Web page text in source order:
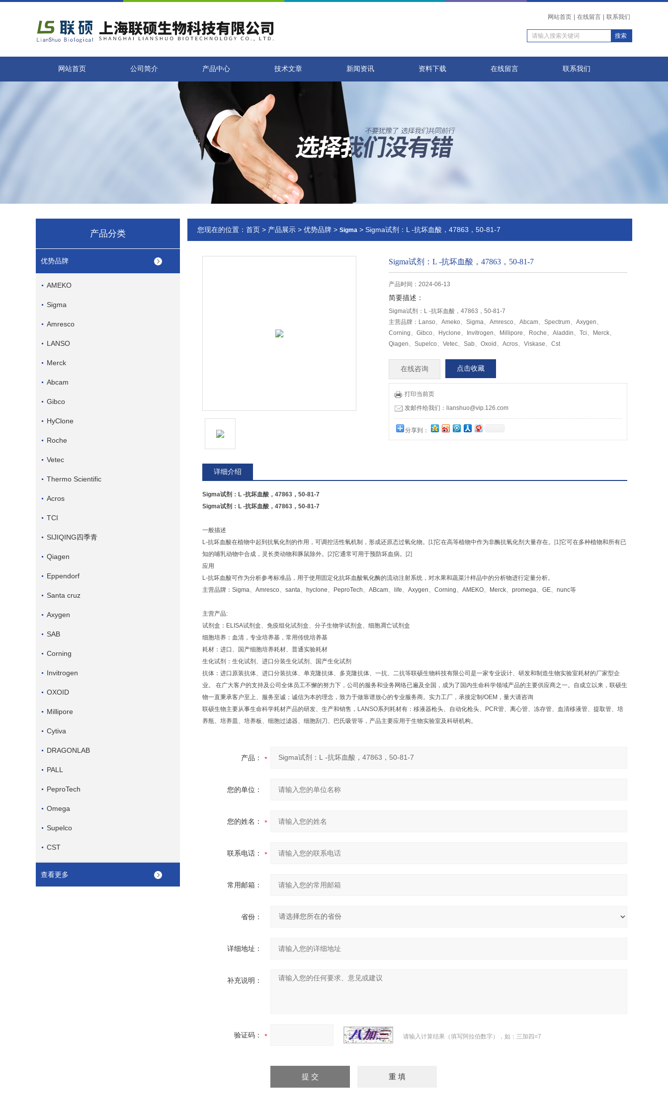
网站首页 在线留言 联系我们
网站首页 公司简介 产品中心 技术文章 新闻资讯 资料下载 在线留言 联系我们
产品分类
优势品牌
AMEKO
Sigma
Amresco
LANSO
Merck
Abcam
Gibco
HyClone
Roche
Vetec
Thermo Scientific
Acros
TCI
SIJIQING四季青
Qiagen
Eppendorf
Santa cruz
Axygen
SAB
Corning
Invitrogen
OXOID
Millipore
Cytiva
DRAGONLAB
PALL
PeproTech
Omega
Supelco
CST
查看更多
您现在的位置： 首页 > 产品展示 > 优势品牌 > Sigma > Sigma试剂：L -抗坏血酸，47863，50-81-7
Sigma试剂：L -抗坏血酸，47863，50-81-7
产品时间：2024-06-13
简要描述：
Sigma试剂：L -抗坏血酸，47863，50-81-7
主营品牌：Lanso、Ameko、Sigma、Amresco、Abcam、Spectrum、Axygen、
Corning、Gibco、Hyclone、Invitrogen、Millipore、Roche、Aladdin、Tci、Merck、
Qiagen、Supelco、Vetec、Sab、Oxoid、Acros、Viskase、Cst
在线咨询 点击收藏
打印当前页
发邮件给我们：lianshuo@vip.126.com
分享到：
详细介绍
Sigma试剂：L -抗坏血酸，47863，50-81-7
Sigma试剂：L -抗坏血酸，47863，50-81-7
一般描述
L-抗坏血酸在植物中起到抗氧化剂的作用，可调控活性氧机制，形成还原态过氧化物。
[1]它在高等植物中作为非酶抗氧化剂大量存在。 [1]它可在多种植物和所有已
知的哺乳动物中合成，灵长类动物和豚鼠除外。
[2]它通常可用于预防坏血病。
[2]
应用
L-抗坏血酸可作为分析参考标准品，用于使用固定化抗坏血酸氧化酶的流动注射系统，对水果和蔬菜汁样品中的分析物进行定量分析。
主营品牌：Sigma、Amresco、santa、hyclone、PeproTech、ABcam、life、Axygen、Corning、AMEKO、Merck、promega、GE、nunc等
主营产品:
试剂盒：ELISA试剂盒、免疫组化试剂盒、分子生物学试剂盒、细胞凋亡试剂盒
细胞培养：血清，专业培养基，常用传统培养基
耗材：进口、国产细胞培养耗材、普通实验耗材
生化试剂：生化试剂、进口分装生化试剂、国产生化试剂
抗体：进口原装抗体、进口分装抗体、单克隆抗体、多克隆抗体、一抗、二抗等联硕生物科技有限公司是一家专业设计、研发和制造生物实验室耗材的厂家型企
业。 在广大客户的支持及公司全体员工不懈的努力下，公司的服务和业务网络已遍及全国，成为了国内生命科学领域产品的主要供应商之一。自成立以来，联硕生
物一直秉承客户至上、服务至诚；诚信为本的理念，致力于做靠谱放心的专业服务商。实力工厂，承接定制/OEM，量大请咨询
联硕生物主要从事生命科学耗材产品的研发、生产和销售，LANSO系列耗材有：移液器枪头、自动化枪头、PCR管、离心管、冻存管、血清移液管、提取管、培
养瓶、培养皿、培养板、细胞过滤器、细胞刮刀、巴氏吸管等，产品主要应用于生物实验室及科研机构。
产品：
您的单位：
您的姓名：
联系电话：
常用邮箱：
省份：
详细地址：
补充说明：
验证码： 请输入计算结果（填写阿拉伯数字），如：三加四=7